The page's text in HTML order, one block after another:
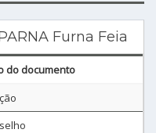
Furna Feia
do documento